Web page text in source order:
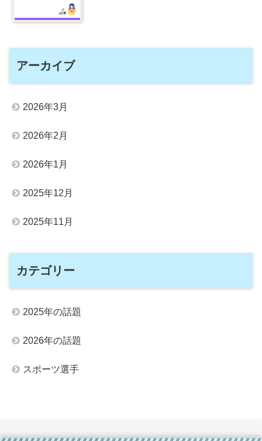
アーカイブ
2026年3月
2026年2月
2026年1月
2025年12月
2025年11月
カテゴリー
2025年の話題
2026年の話題
スポーツ選手